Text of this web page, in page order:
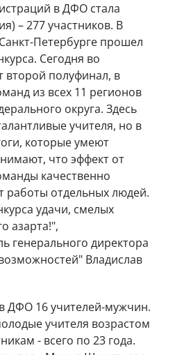
в ДФО стала
– 277 участников. В
Петербурге прошел
Сегодня во
второй полуфинал, в
из всех 11 регионов
округа. Здесь
учителя, но в
которые умеют
что эффект от
качественно
работы отдельных людей.
удачи, смелых
азарта!",
генерального директора
Владислав
ДФО 16 учителей-мужчин.
учителя возрастом
- всего по 23 года.